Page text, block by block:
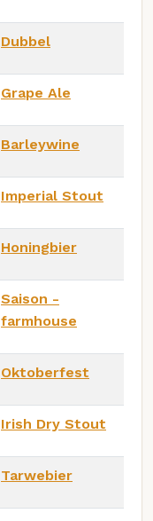
Dubbel
Grape Ale
Barleywine
Imperial Stout
Honingbier
Saison -
farmhouse
Oktoberfest
Irish Dry Stout
Tarwebier